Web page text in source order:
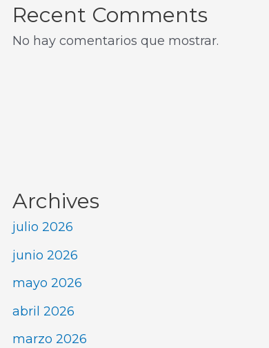
Recent Comments
No hay comentarios que mostrar.
Archives
julio 2026
junio 2026
mayo 2026
abril 2026
marzo 2026